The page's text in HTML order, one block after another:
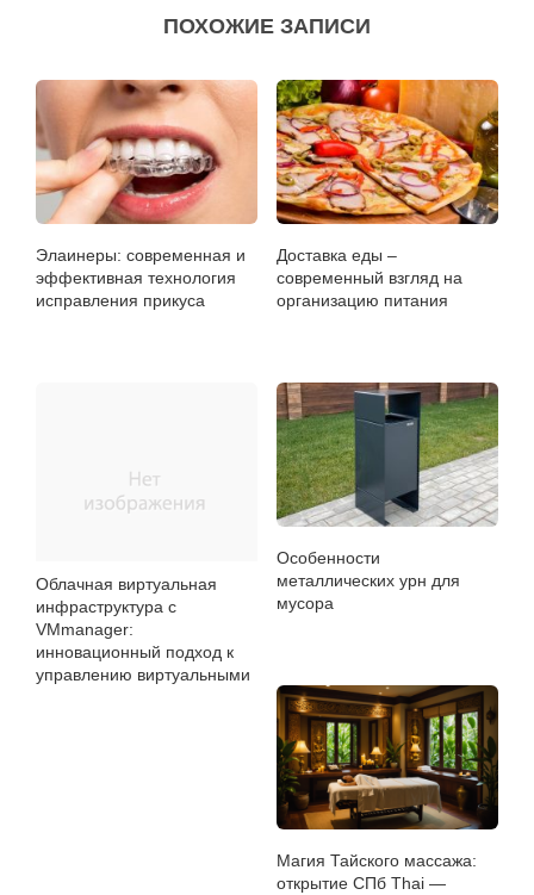
ПОХОЖИЕ ЗАПИСИ
Элаинеры: современная и
эффективная технология
исправления прикуса
Доставка еды –
современный взгляд на
организацию питания
Облачная виртуальная
инфраструктура с
VMmanager:
инновационный подход к
управлению виртуальными
Особенности
металлических урн для
мусора
Магия Тайского массажа:
открытие СПб Thai —